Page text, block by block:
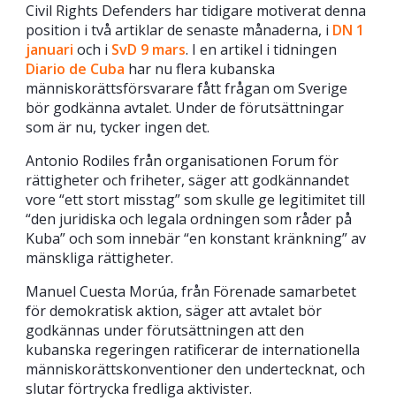
Civil Rights Defenders har tidigare motiverat denna
position i två artiklar de senaste månaderna, i DN 1
januari och i SvD 9 mars. I en artikel i tidningen
Diario de Cuba har nu flera kubanska
människorättsförsvarare fått frågan om Sverige
bör godkänna avtalet. Under de förutsättningar
som är nu, tycker ingen det.
Antonio Rodiles från organisationen Forum för
rättigheter och friheter, säger att godkännandet
vore “ett stort misstag” som skulle ge legitimitet till
“den juridiska och legala ordningen som råder på
Kuba” och som innebär “en konstant kränkning” av
mänskliga rättigheter.
Manuel Cuesta Morúa, från Förenade samarbetet
för demokratisk aktion, säger att avtalet bör
godkännas under förutsättningen att den
kubanska regeringen ratificerar de internationella
människorättskonventioner den undertecknat, och
slutar förtrycka fredliga aktivister.